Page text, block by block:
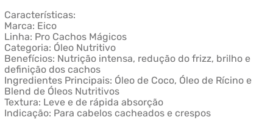
Características:
Marca: Eico
Linha: Pro Cachos Mágicos
Categoria: Óleo Nutritivo
Benefícios: Nutrição intensa, redução do frizz, brilho e
definição dos cachos
Ingredientes Principais: Óleo de Coco, Óleo de Rícino e
Blend de Óleos Nutritivos
Textura: Leve e de rápida absorção
Indicação: Para cabelos cacheados e crespos